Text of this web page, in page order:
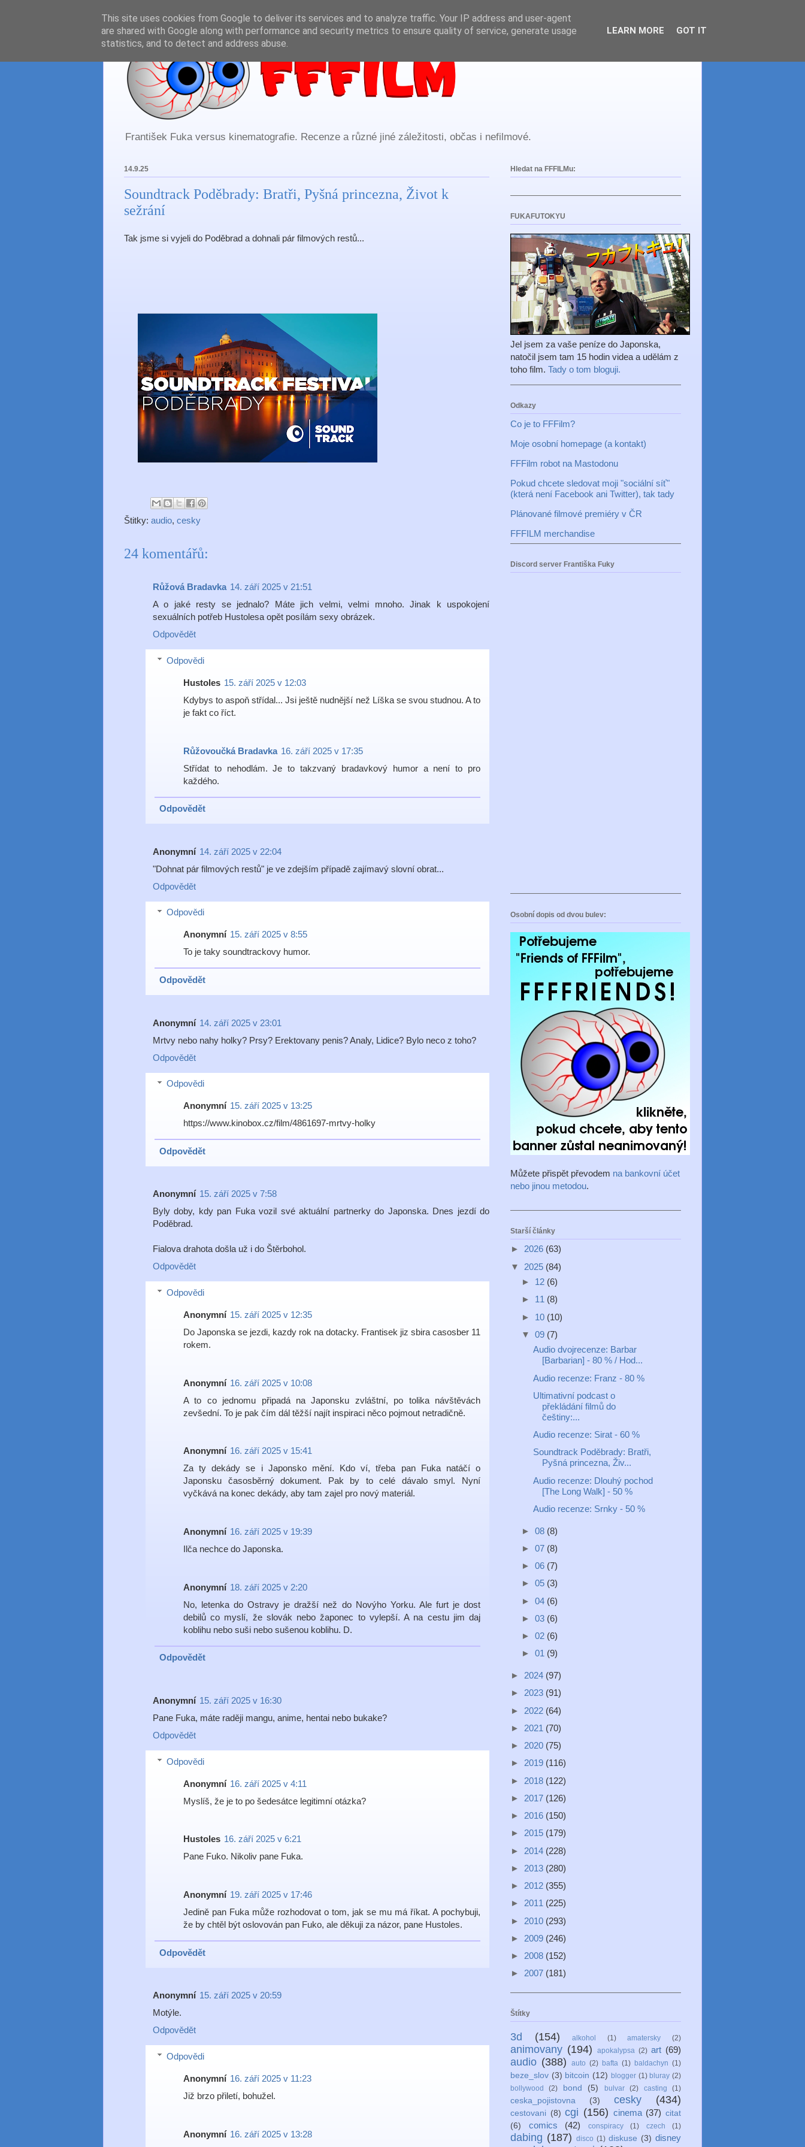
František Fuka versus kinematografie. Recenze a různé jiné záležitosti, občas i nefilmové.
14.9.25
Soundtrack Poděbrady: Bratři, Pyšná princezna, Život k
sežrání
Tak jsme si vyjeli do Poděbrad a dohnali pár filmových restů...
Štitky: audio, cesky
24 komentářů:
Růžová Bradavka 14. září 2025 v 21:51
A o jaké resty se jednalo? Máte jich velmi, velmi mnoho. Jinak k uspokojení
sexuálních potřeb Hustolesa opět posílám sexy obrázek.
Odpovědět
Odpovědi
Hustoles 15. září 2025 v 12:03
Kdybys to aspoň střídal... Jsi ještě nudnější než Líška se svou studnou. A to
je fakt co říct.
Růžovoučká Bradavka 16. září 2025 v 17:35
Střídat to nehodlám. Je to takzvaný bradavkový humor a není to pro
každého.
Odpovědět
Anonymní 14. září 2025 v 22:04
"Dohnat pár filmových restů" je ve zdejším případě zajímavý slovní obrat...
Odpovědět
Odpovědi
Anonymní 15. září 2025 v 8:55
To je taky soundtrackovy humor.
Odpovědět
Anonymní 14. září 2025 v 23:01
Mrtvy nebo nahy holky? Prsy? Erektovany penis? Analy, Lidice? Bylo neco z toho?
Odpovědět
Odpovědi
Anonymní 15. září 2025 v 13:25
https://www.kinobox.cz/film/4861697-mrtvy-holky
Odpovědět
Anonymní 15. září 2025 v 7:58
Byly doby, kdy pan Fuka vozil své aktuální partnerky do Japonska. Dnes jezdí do
Poděbrad.
Fialova drahota došla už i do Štěrbohol.
Odpovědět
Odpovědi
Anonymní 15. září 2025 v 12:35
Do Japonska se jezdi, kazdy rok na dotacky. Frantisek jiz sbira casosber 11
rokem.
Anonymní 16. září 2025 v 10:08
A to co jednomu připadá na Japonsku zvláštní, po tolika návštěvách
zevšední. To je pak čím dál těžší najít inspiraci něco pojmout netradičně.
Anonymní 16. září 2025 v 15:41
Za ty dekády se i Japonsko mění. Kdo ví, třeba pan Fuka natáčí o
Japonsku časosběrný dokument. Pak by to celé dávalo smyl. Nyní
vyčkává na konec dekády, aby tam zajel pro nový materiál.
Anonymní 16. září 2025 v 19:39
Ilča nechce do Japonska.
Anonymní 18. září 2025 v 2:20
No, letenka do Ostravy je dražší než do Novýho Yorku. Ale furt je dost
debilů co myslí, že slovák nebo žaponec to vylepší. A na cestu jim daj
koblihu nebo suši nebo sušenou koblihu. D.
Odpovědět
Anonymní 15. září 2025 v 16:30
Pane Fuka, máte raději mangu, anime, hentai nebo bukake?
Odpovědět
Odpovědi
Anonymní 16. září 2025 v 4:11
Myslíš, že je to po šedesátce legitimní otázka?
Hustoles 16. září 2025 v 6:21
Pane Fuko. Nikoliv pane Fuka.
Anonymní 19. září 2025 v 17:46
Jedině pan Fuka může rozhodovat o tom, jak se mu má říkat. A pochybuji,
že by chtěl být oslovován pan Fuko, ale děkuji za názor, pane Hustoles.
Odpovědět
Anonymní 15. září 2025 v 20:59
Motýle.
Odpovědět
Odpovědi
Anonymní 16. září 2025 v 11:23
Již brzo přiletí, bohužel.
Anonymní 16. září 2025 v 13:28
Hledat na FFFILMu:
FUKAFUTOKYU
Jel jsem za vaše peníze do Japonska,
natočil jsem tam 15 hodin videa a udělám z
toho film. Tady o tom bloguji.
Odkazy
Co je to FFFilm?
Moje osobní homepage (a kontakt)
FFFilm robot na Mastodonu
Pokud chcete sledovat moji "sociální síť"
(která není Facebook ani Twitter), tak tady
Plánované filmové premiéry v ČR
FFFILM merchandise
Discord server Františka Fuky
Osobní dopis od dvou bulev:
Můžete přispět převodem na bankovní účet
nebo jinou metodou.
Starší články
► 2026 (63)
▼ 2025 (84)
► 12 (6)
► 11 (8)
► 10 (10)
▼ 09 (7)
Audio dvojrecenze: Barbar
[Barbarian] - 80 % / Hod...
Audio recenze: Franz - 80 %
Ultimativní podcast o
překládání filmů do
češtiny:...
Audio recenze: Sirat - 60 %
Soundtrack Poděbrady: Bratři,
Pyšná princezna, Živ...
Audio recenze: Dlouhý pochod
[The Long Walk] - 50 %
Audio recenze: Srnky - 50 %
► 08 (8)
► 07 (8)
► 06 (7)
► 05 (3)
► 04 (6)
► 03 (6)
► 02 (6)
► 01 (9)
► 2024 (97)
► 2023 (91)
► 2022 (64)
► 2021 (70)
► 2020 (75)
► 2019 (116)
► 2018 (122)
► 2017 (126)
► 2016 (150)
► 2015 (179)
► 2014 (228)
► 2013 (280)
► 2012 (355)
► 2011 (225)
► 2010 (293)
► 2009 (246)
► 2008 (152)
► 2007 (181)
Štítky
3d (154) alkohol (1) amatersky (2)
animovany (194) apokalypsa (2) art (69)
audio (388) auto (2) bafta (1) baldachyn (1)
beze_slov (3) bitcoin (12) blogger (1) bluray (2)
bollywood
(2) bond (5) bulvar (2) casting (1)
ceska_pojistovna (3) cesky (434)
cestovani (8) cgi (156) cinema (37) citat
(6)
comics (42) conspiracy (1) czech (1)
dabing (187) disco (1) diskuse (3) disney
This site uses cookies from Google to deliver its services and to analyze traffic. Your IP address and user-agent
are shared with Google along with performance and security metrics to ensure quality of service, generate usage
statistics, and to detect and address abuse.
LEARN MORE GOT IT